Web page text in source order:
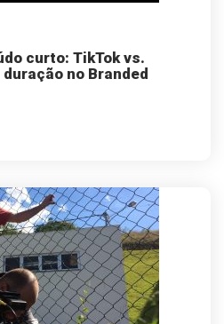
curto: TikTok vs.
no Branded